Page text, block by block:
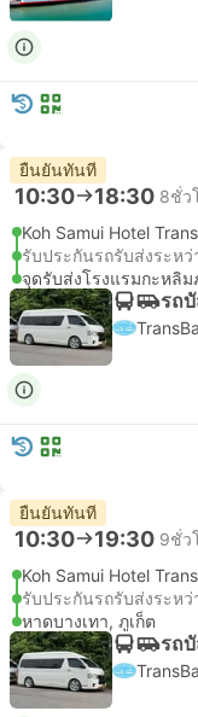
ยืนยันทันที
10:30 18:30 8ชั่ว
Koh Samui Hotel
รับประกันรถรับส่งระห
จุดรับส่งโรงแรมกะหลิม
รถ
ยืนยันทันที
10:30 19:30 9ชั่ว
Koh Samui Hotel
รับประกันรถรับส่งระห
หาดบางเทา, ภูเก็ต
รถ